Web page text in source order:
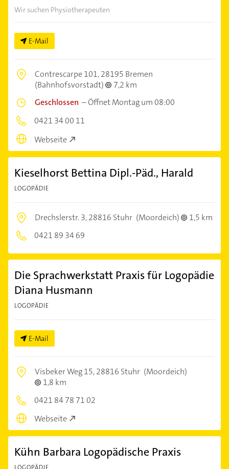
Wir suchen Physiotherapeuten
E-Mail
Contrescarpe 101,28195 Bremen
(Bahnhofsvorstadt)
7,2 km
Geschlossen –Öffnet Montag um 08:00
0421 34 00 11
Webseite
Kieselhorst Bettina Dipl.-Päd., Harald
LOGOPÄDIE
Drechslerstr. 3,28816 Stuhr (Moordeich)
1,5 km
0421 89 34 69
Die Sprachwerkstatt Praxis für Logopädie
Diana Husmann
LOGOPÄDIE
E-Mail
Visbeker Weg 15,28816 Stuhr (Moordeich)
1,8 km
0421 84 78 71 02
Webseite
Kühn Barbara Logopädische Praxis